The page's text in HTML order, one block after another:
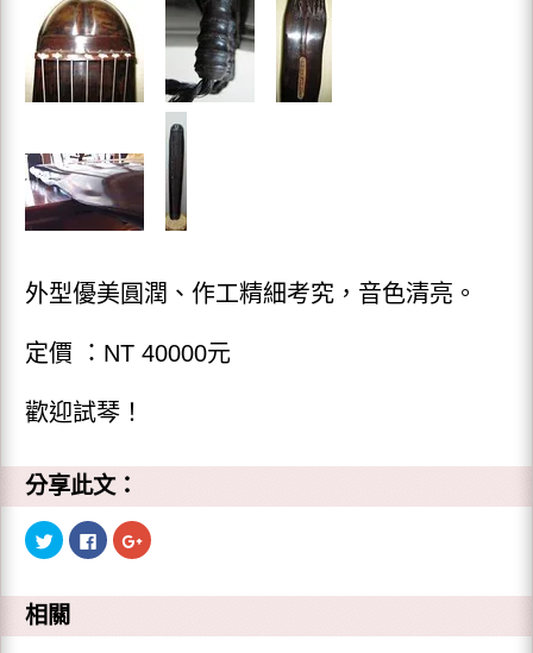
外型優美圓潤、作工精細考究，音色清亮。
定價 ：NT 40000元
歡迎試琴！
分享此文：
分
享
w
i
t
t
按
一
分
F
點
擊
到
o
相關